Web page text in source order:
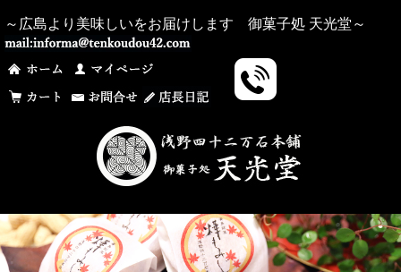
～広島より美味しいをお届けします 御菓子処 天光堂～